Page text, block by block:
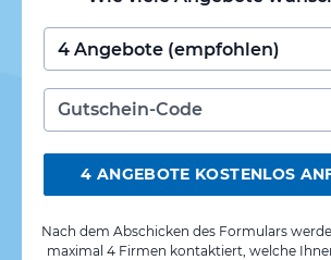
4 ANGEBOTE KOSTENLOS
Nach dem Abschicken des Formulars
maximal 4 Firmen kontaktiert, welche